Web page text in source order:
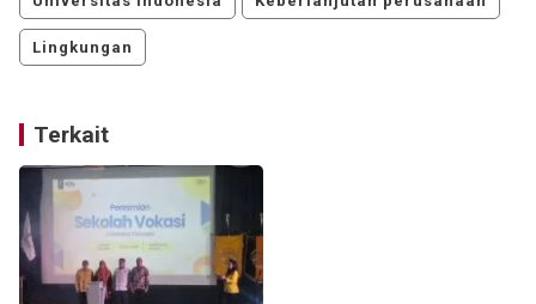
Lingkungan
Terkait